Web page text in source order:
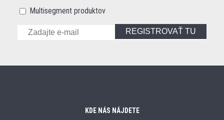
Multisegment produktov
REGISTROVAŤ TU
KDE NÁS NÁJDETE